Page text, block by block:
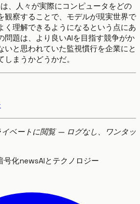
、人々が実際にコンピュータをどの
観察することで、モデルが現実世界で
く理解できるようになるという点にあ
問題は、より良いAIを目指す競争がか
いと思われていた監視慣行を企業にと
まうかどうかだ。
ベートに閲覧 — ログなし、ワンタッ
号化newsAIとテクノロジー